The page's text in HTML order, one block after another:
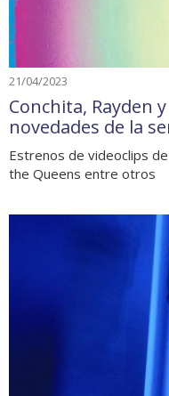
21/04/2023
Conchita, Rayden
novedades de la
Estrenos de videoclips
the Queens entre otros